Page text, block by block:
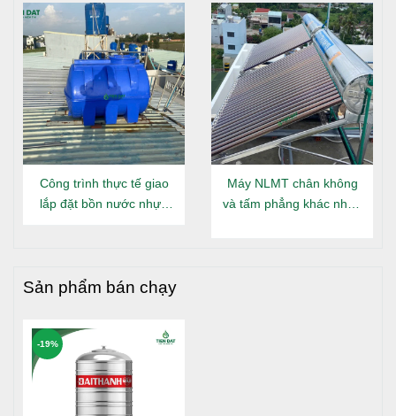
Đông Hưng Thuận
Công trình thực tế giao
lắp đặt bồn nước nhựa
Máy NLMT chân không
và tấm phẳng khác nhau
Sản phẩm bán chạy
-19%